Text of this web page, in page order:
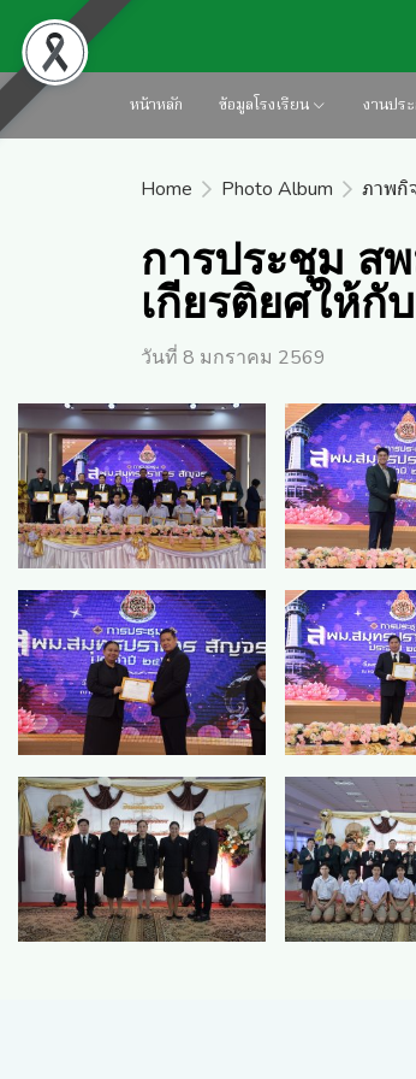
หน้าหลัก ข้อมูลโรงเรียน งานปร
Home Photo Album ภาพกิ
การประชุม ส
เกียรติยศให้กั
วันที่ 8 มกราคม 2569